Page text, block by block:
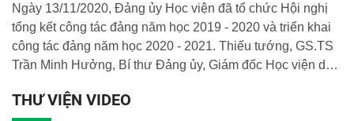
Ngày 13/11/2020, Đảng ủy Học viện đã tổ chức Hội nghị
tổng kết công tác đảng năm học 2019 - 2020 và triển khai
công tác đảng năm học 2020 - 2021. Thiếu tướng, GS.TS
Trần Minh Hưởng, Bí thư Đảng ủy, Giám đốc Học viện dự
THƯ VIỆN VIDEO